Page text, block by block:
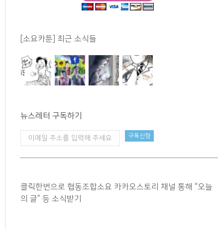
[소요카툰] 최근 소식들
뉴스레터 구독하기
클릭한번으로 협동조합소요 카카오스토리 채널 통해 “오늘
의 글” 등 소식받기